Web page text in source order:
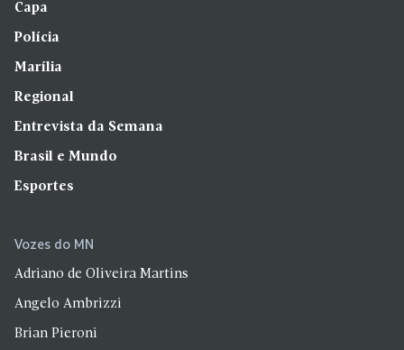
Capa
Polícia
Marília
Regional
Entrevista da Semana
Brasil e Mundo
Esportes
Vozes do MN
Adriano de Oliveira Martins
Angelo Ambrizzi
Brian Pieroni